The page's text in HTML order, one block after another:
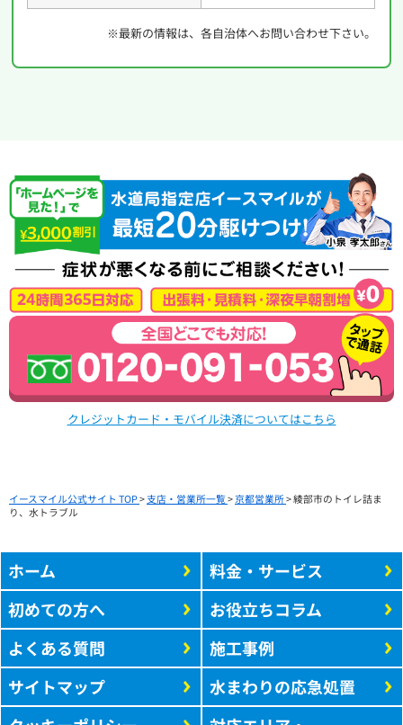
※最新の情報は、各自治体へお問い合わせ下さい。
クレジットカード・モバイル決済についてはこちら
イースマイル公式サイト TOP> 支店・営業所一覧>京都営業所>綾部市のトイレ詰ま
り、水トラブル
ホーム
初めての方へ
よくある質問
サイトマップ
料金・サービス
お役立ちコラム
施工事例
水まわりの応急処置